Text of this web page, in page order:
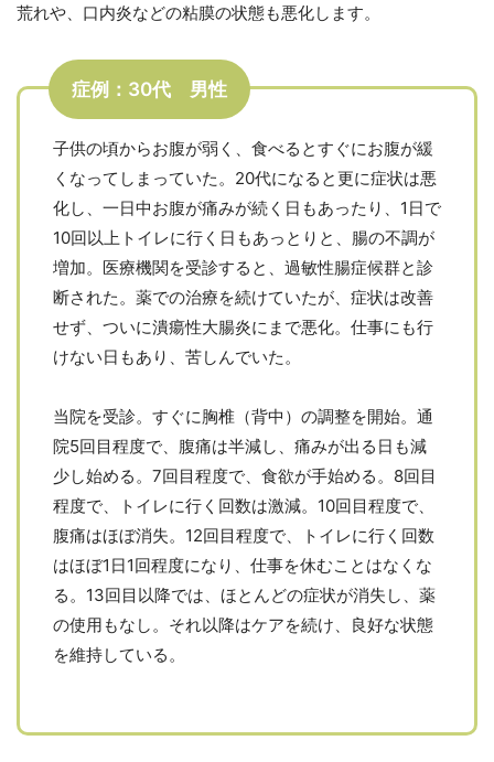
荒れや、口内炎などの粘膜の状態も悪化します。
症例：30代 男性
子供の頃からお腹が弱く、食べるとすぐにお腹が緩
くなってしまっていた。20代になると更に症状は悪
化し、一日中お腹が痛みが続く日もあったり、1日で
10回以上トイレに行く日もあっとりと、腸の不調が
増加。医療機関を受診すると、過敏性腸症候群と診
断された。薬での治療を続けていたが、症状は改善
せず、ついに潰瘍性大腸炎にまで悪化。仕事にも行
けない日もあり、苦しんでいた。
当院を受診。すぐに胸椎（背中）の調整を開始。通
院5回目程度で、腹痛は半減し、痛みが出る日も減
少し始める。7回目程度で、食欲が手始める。8回目
程度で、トイレに行く回数は激減。10回目程度で、
腹痛はほぼ消失。12回目程度で、トイレに行く回数
はほぼ1日1回程度になり、仕事を休むことはなくな
る。13回目以降では、ほとんどの症状が消失し、薬
の使用もなし。それ以降はケアを続け、良好な状態
を維持している。